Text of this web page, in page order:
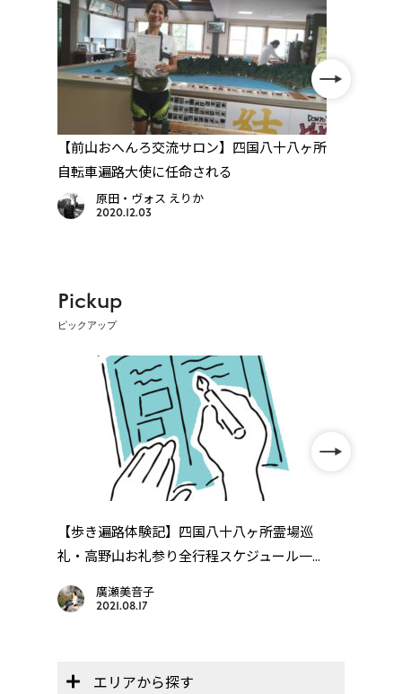
【前山おへんろ交流サロン】四国八十八ヶ所
自転車遍路大使に任命される
原田・ヴォス えりか
2020.12.03
Pickup
ピックアップ
【歩き遍路体験記】四国八十八ヶ所霊場巡
礼・高野山お礼参り全行程スケジュール一...
廣瀬美音子
2021.08.17
エリアから探す